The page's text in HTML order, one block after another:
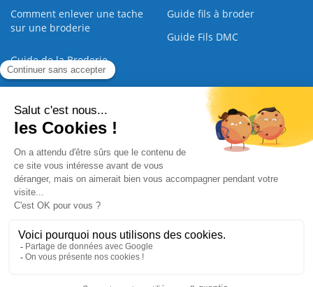
Comment enlever une tache
sur une broderie
Guide fils à broder
Guide Fils DMC
Guide de la Broderie
Commande Papier | Nous contacter |
Paiement sécurisé |
2008 - 2026 © CreaMagic. ALL Rights Reserved.